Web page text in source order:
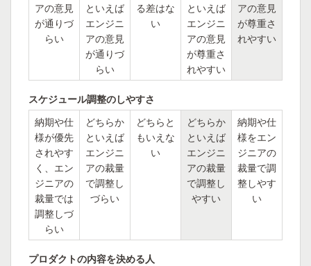
アの意見
が通りづ
らい
といえば
エンジニ
アの意見
が通りづ
らい
る差はな
い
といえば
エンジニ
アの意見
が尊重さ
れやすい
アの意見
が尊重さ
れやすい
スケジュール調整のしやすさ
納期や仕
様が優先
されやす
く、エン
ジニアの
裁量では
調整しづ
らい
どちらか
といえば
エンジニ
アの裁量
で調整し
づらい
どちらと
もいえな
い
どちらか
といえば
エンジニ
アの裁量
で調整し
やすい
納期や仕
様をエン
ジニアの
裁量で調
整しやす
い
プロダクトの内容を決める人